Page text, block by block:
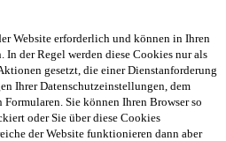
Website erforderlich und können in Ihren
der Regel werden diese Cookies nur als
gesetzt, die einer Dienstanforderung
Ihrer Datenschutzeinstellungen, dem
Sie können Ihren Browser so
oder Sie über diese Cookies
der Website funktionieren dann aber